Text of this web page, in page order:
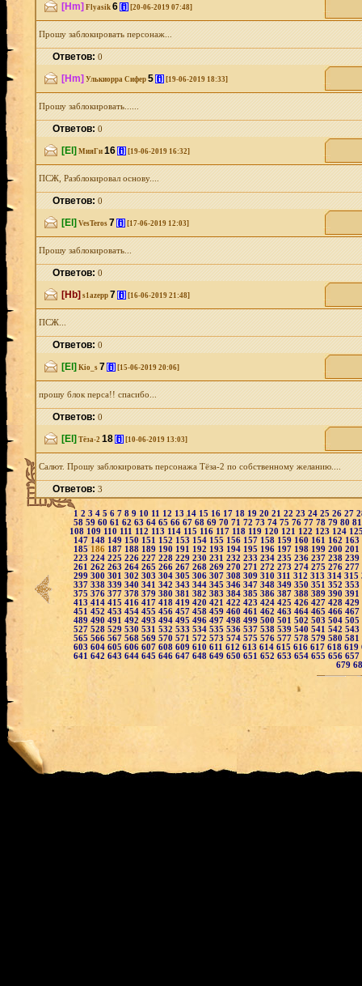
[Hm] Flyasik 6 [i] [20-06-2019 07:48]
Прошу заблокировать персонаж...
Ответов:0
[Hm] Улькиорра Сифер 5 [i] [19-06-2019 18:33]
Прошу заблокировать......
Ответов:0
[El] МияГи 16 [i] [19-06-2019 16:32]
ПСЖ, Разблокировал основу....
Ответов:0
[El] VesTeros 7 [i] [17-06-2019 12:03]
Прошу заблокировать...
Ответов:0
[Hb] s1azepp 7 [i] [16-06-2019 21:48]
ПСЖ...
Ответов:0
[El] Kio_s 7 [i] [15-06-2019 20:06]
прошу блок перса!! спасибо...
Ответов:0
[El] Тёза-2 18 [i] [10-06-2019 13:03]
Салют. Прошу заблокировать персонажа Тёза-2 по собственному желанию....
Ответов:3
1 2 3 4 5 6 7 8 9 10 11 12 1314 15 16 17 18 19 20 21 22 23 24 25 26 27
58 59 60 61 62 63 64 65 66 67 68 69 70 71 72 73 74 75 76 77 78 79 80
108 109 110 111 112 113 114 115 116 117 118 119 120 121 122 123 124
147 148 149 150 151 152 153 154 155 156 157 158 159 160 161 162 163
185 186 187 188 189 190 191 192 193 194 195 196 197 198 199 200 201
223 224 225 226 227 228 229 230 231 232 233 234 235 236 237 238 239
261 262 263 264 265 266 267 268 269 270 271 272 273 274 275 276 277
299 300 301 302 303 304 305 306 307 308 309 310 311 312 313 314 315
337 338 339 340 341 342 343 344 345 346 347 348 349 350 351 352 353
375 376 377 378 379 380 381 382 383 384 385 386 387 388 389 390 391
413 414 415 416 417 418 419 420 421 422 423 424 425 426 427 428 429
451 452 453 454 455 456 457 458 459 460 461 462 463 464 465 466 467
489 490 491 492 493 494 495 496 497 498 499 500 501 502 503 504 505
527 528 529 530 531 532 533 534 535 536 537 538 539 540 541 542 543
565 566 567 568 569 570 571 572 573 574 575 576 577 578 579 580 581
603 604 605 606 607 608 609 610 611 612 613 614 615 616 617 618 619
641 642 643 644 645 646 647 648 649 650 651 652 653 654 655 656 657
679